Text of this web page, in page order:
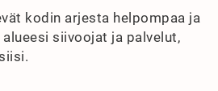
kodin arjesta helpompaa ja
siivoojat ja palvelut,